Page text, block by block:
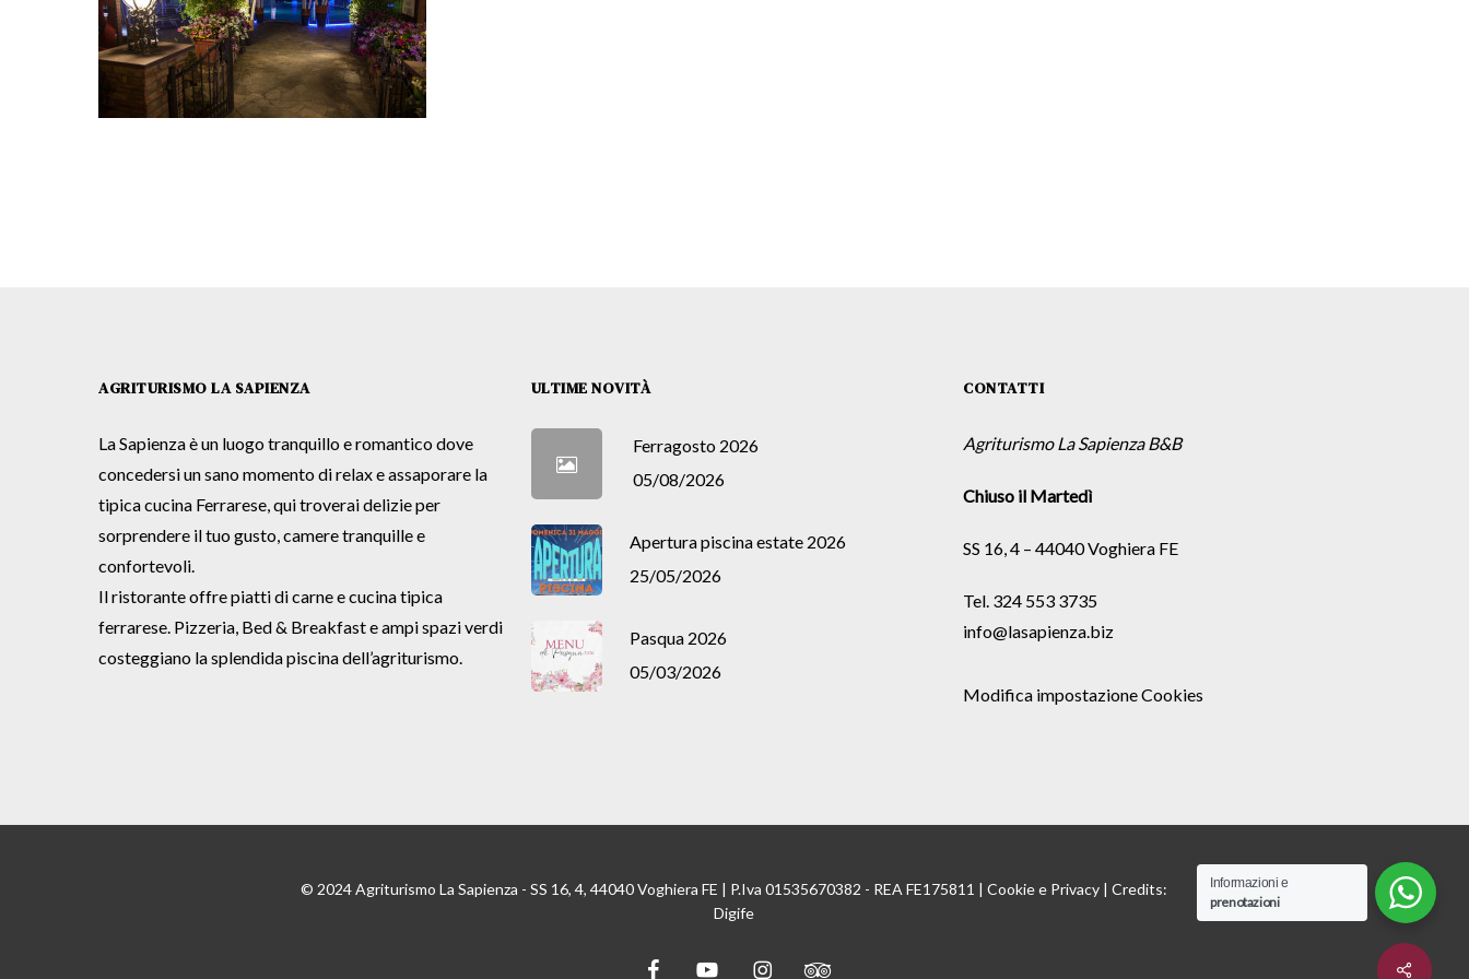
Share
AGRITURISMO LA SAPIENZA
La Sapienza è un luogo tranquillo e romantico dove
concedersi un sano momento di relax e assaporare la
tipica cucina Ferrarese, qui troverai delizie per
sorprendere il tuo gusto, camere tranquille e
confortevoli.
Il ristorante offre piatti di carne e cucina tipica
ferrarese. Pizzeria, Bed & Breakfast e ampi spazi verdi
costeggiano la splendida piscina dell’agriturismo.
ULTIME NOVITÀ
Ferragosto 2026
05/08/2026
Apertura piscina estate 2026
25/05/2026
Pasqua 2026
05/03/2026
CONTATTI
Agriturismo La Sapienza B&B
Chiuso il Martedì
SS 16, 4 – 44040 Voghiera FE
Tel. 324 553 3735
info@lasapienza.biz
Modifica impostazione Cookies
© 2024 Agriturismo La Sapienza - SS 16, 4, 44040 Voghiera FE | P.Iva 01535670382 - REA FE175811 |Cookiee Privacy | Credits:
Digife
facebookyoutube instagramtripadvisor
Informazioni e
prenotazioni